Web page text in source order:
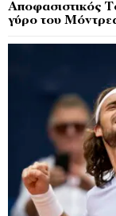
Αποφασιστικός
γύρο του